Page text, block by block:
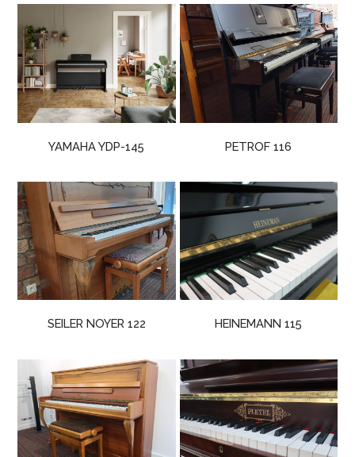
YAMAHA YDP-145 PETROF 116
SEILER NOYER 122 HEINEMANN 115